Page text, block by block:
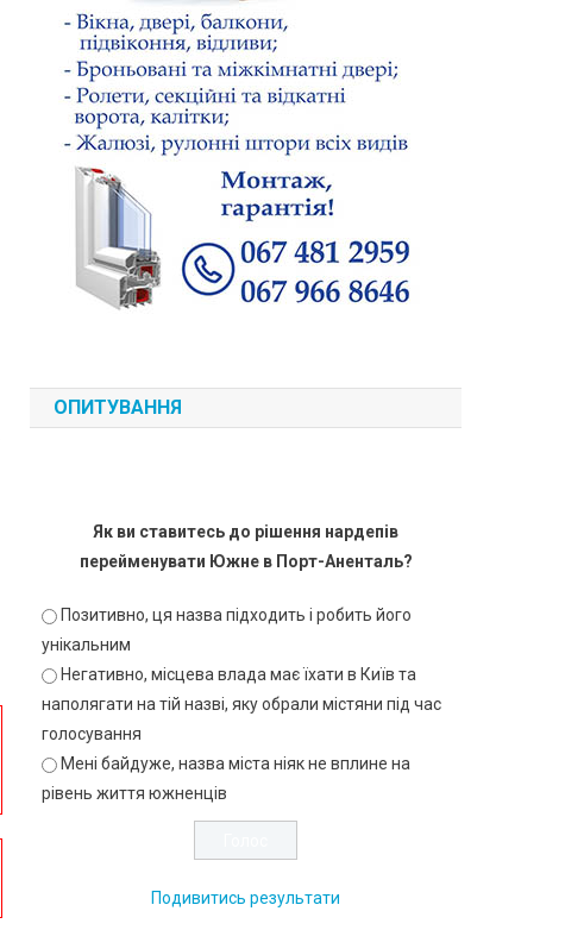
ОПИТУВАННЯ
Як ви ставитесь до рішення нардепів
перейменувати Южне в Порт-Аненталь?
Позитивно, ця назва підходить і робить його
унікальним
Негативно, місцева влада має їхати в Київ та
наполягати на тій назві, яку обрали містяни під час
голосування
Мені байдуже, назва міста ніяк не вплине на
рівень життя южненців
Подивитись результати